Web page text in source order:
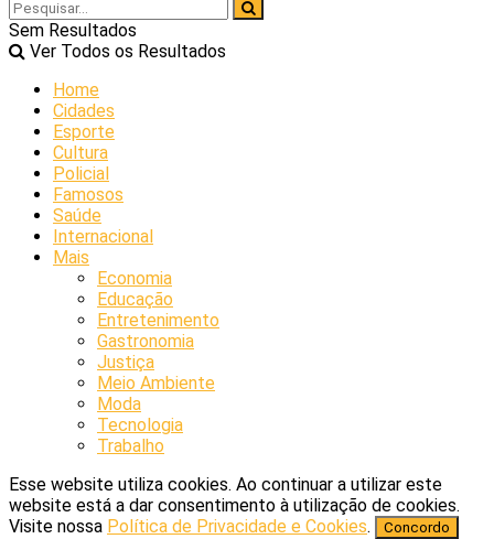
Sem Resultados
Ver Todos os Resultados
Home
Cidades
Esporte
Cultura
Policial
Famosos
Saúde
Internacional
Mais
Economia
Educação
Entretenimento
Gastronomia
Justiça
Meio Ambiente
Moda
Tecnologia
Trabalho
Esse website utiliza cookies. Ao continuar a utilizar este
website está a dar consentimento à utilização de cookies.
Visite nossa Política de Privacidade e Cookies. Concordo